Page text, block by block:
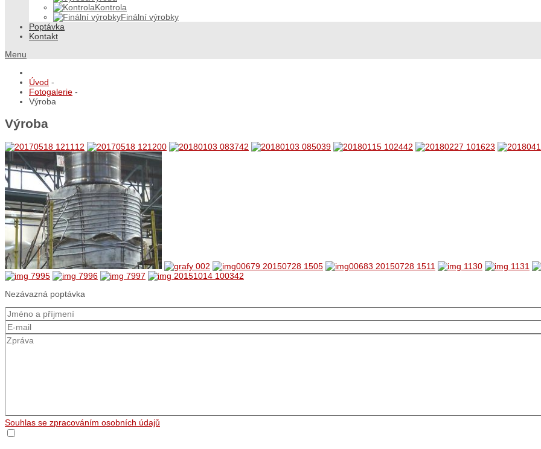
Kontrola
Finální výrobky
Poptávka
Kontakt
Menu
Úvod -
Fotogalerie -
Výroba
Výroba
Nezávazná poptávka
Souhlas se zpracováním osobních údajů